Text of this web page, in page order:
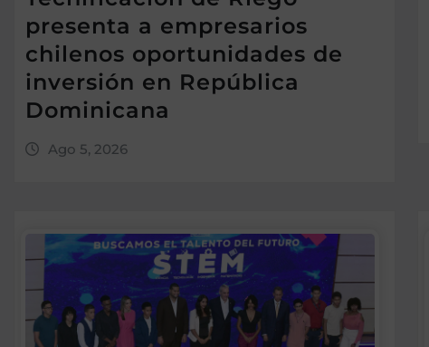
presenta a empresarios
chilenos oportunidades de
inversión en República
Dominicana
Ago 5, 2026